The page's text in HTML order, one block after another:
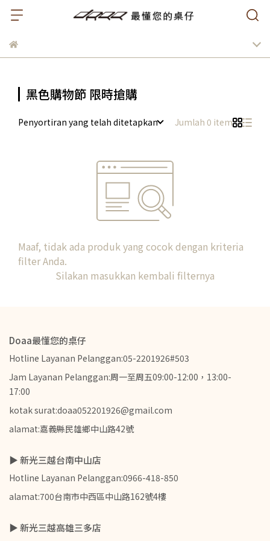
黑色購物節 限時搶購
Penyortiran yang telah ditetapkan Jumlah 0 item
Maaf, tidak ada produk yang cocok dengan kriteria
filter Anda.
Silakan masukkan kembali filternya
Doaa最懂您的桌仔
Hotline Layanan Pelanggan:05-2201926#503
Jam Layanan Pelanggan:周一至周五09:00-12:00，13:00-
17:00
kotak surat:doaa052201926@gmail.com
alamat:嘉義縣民雄鄉中山路42號
▶ 新光三越台南中山店
Hotline Layanan Pelanggan:0966-418-850
alamat:700台南市中西區中山路162號4樓
▶ 新光三越高雄三多店